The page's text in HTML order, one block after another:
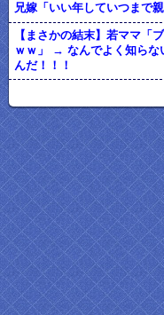
兄嫁「いい年していつまで
【まさかの結末】若ママ「
ｗｗ」 → なんでよく知らな
んだ！！！